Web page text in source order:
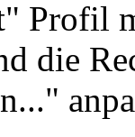
Profil
die